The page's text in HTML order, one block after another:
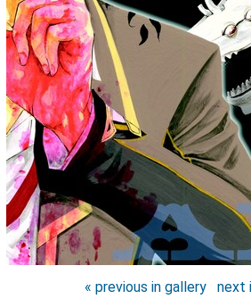
« previous in gallery next